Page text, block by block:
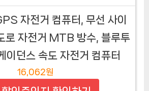
자전거 컴퓨터, 무선 사이
로 자전거 MTB 방수, 블루투
던스 속도 자전거 컴퓨터
16,062원